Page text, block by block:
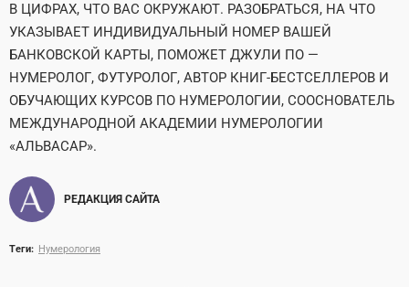
В ЦИФРАХ, ЧТО ВАС ОКРУЖАЮТ. РАЗОБРАТЬСЯ, НА ЧТО
УКАЗЫВАЕТ ИНДИВИДУАЛЬНЫЙ НОМЕР ВАШЕЙ
БАНКОВСКОЙ КАРТЫ, ПОМОЖЕТ ДЖУЛИ ПО —
НУМЕРОЛОГ, ФУТУРОЛОГ, АВТОР КНИГ-БЕСТСЕЛЛЕРОВ И
ОБУЧАЮЩИХ КУРСОВ ПО НУМЕРОЛОГИИ, СООСНОВАТЕЛЬ
МЕЖДУНАРОДНОЙ АКАДЕМИИ НУМЕРОЛОГИИ
«АЛЬВАСАР».
РЕДАКЦИЯ САЙТА
Теги: Нумерология